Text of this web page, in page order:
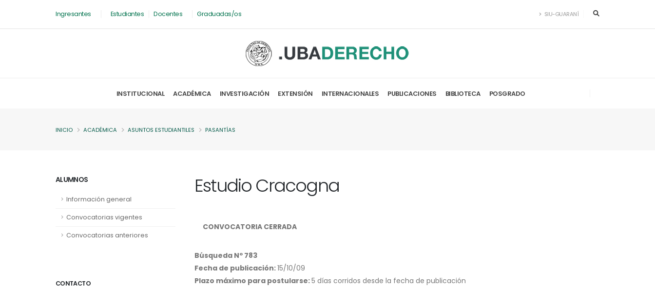
Ingresantes Estudiantes Docentes Graduadas/os SIU-GUARANÍ
INSTITUCIONAL ACADÉMICA INVESTIGACIÓN EXTENSIÓN INTERNACIONALES PUBLICACIONES BIBLIOTECA POSGRADO
INICIO ACADÉMICA ASUNTOS ESTUDIANTILES PASANTÍAS
ALUMNOS
Información general
Convocatorias vigentes
Convocatorias anteriores
CONTACTO
Estudio Cracogna
CONVOCATORIA CERRADA
Búsqueda Nº 783
Fecha de publicación:15/10/09
Plazo máximo para postularse:5 días corridos desde la fecha de publicación